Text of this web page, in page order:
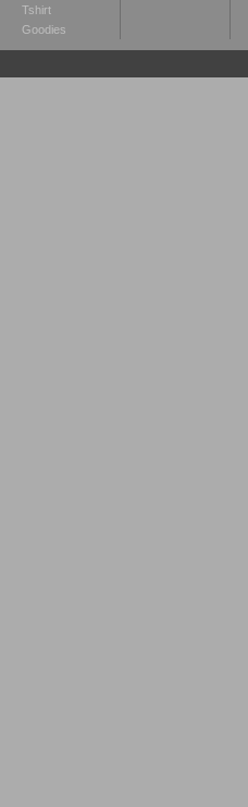
Tshirt
Goodies